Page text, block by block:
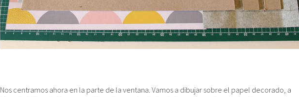
Nos centramos ahora en la parte de la ventana. Vamos a dibujar sobre el papel decorado, a